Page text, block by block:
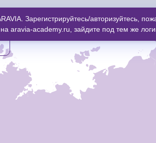
Зарегистрируйтесь/авторизуйтесь,
aravia-academy.ru, зайдите под тем же
БЫСТРЕЕ, НО ОНИ МОГУТ